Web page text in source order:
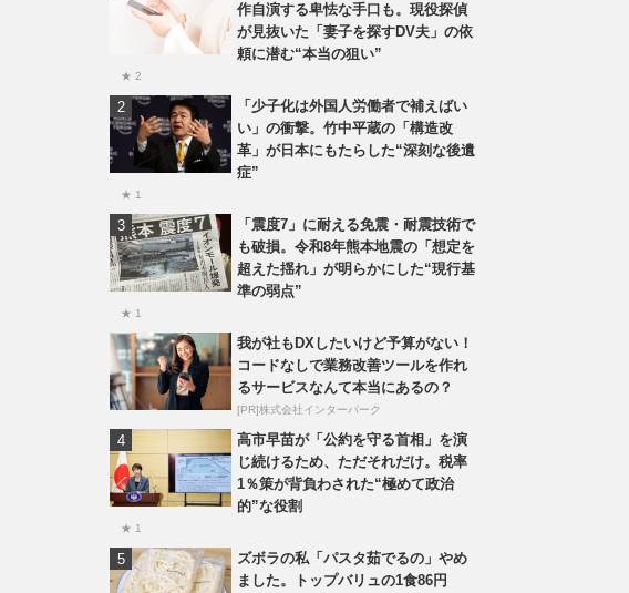
作自演する卑怯な手口も。現役探偵
が見抜いた「妻子を探すDV夫」の依
頼に潜む“本当の狙い”
★ 2
「少子化は外国人労働者で補えばい
い」の衝撃。竹中平蔵の「構造改
革」が日本にもたらした“深刻な後遺
症”
★ 1
「震度7」に耐える免震・耐震技術で
も破損。令和8年熊本地震の「想定を
超えた揺れ」が明らかにした“現行基
準の弱点”
★ 1
我が社もDXしたいけど予算がない！
コードなしで業務改善ツールを作れ
るサービスなんて本当にあるの？
[PR]株式会社インターパーク
高市早苗が「公約を守る首相」を演
じ続けるため、ただそれだけ。税率
1％策が背負わされた“極めて政治
的”な役割
★ 1
ズボラの私「パスタ茹でるの」やめ
ました。トップバリュの1食86円